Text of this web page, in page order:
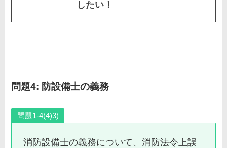
したい！
問題4: 防設備士の義務
問題1-4(4)3)
消防設備士の義務について、消防法令上誤